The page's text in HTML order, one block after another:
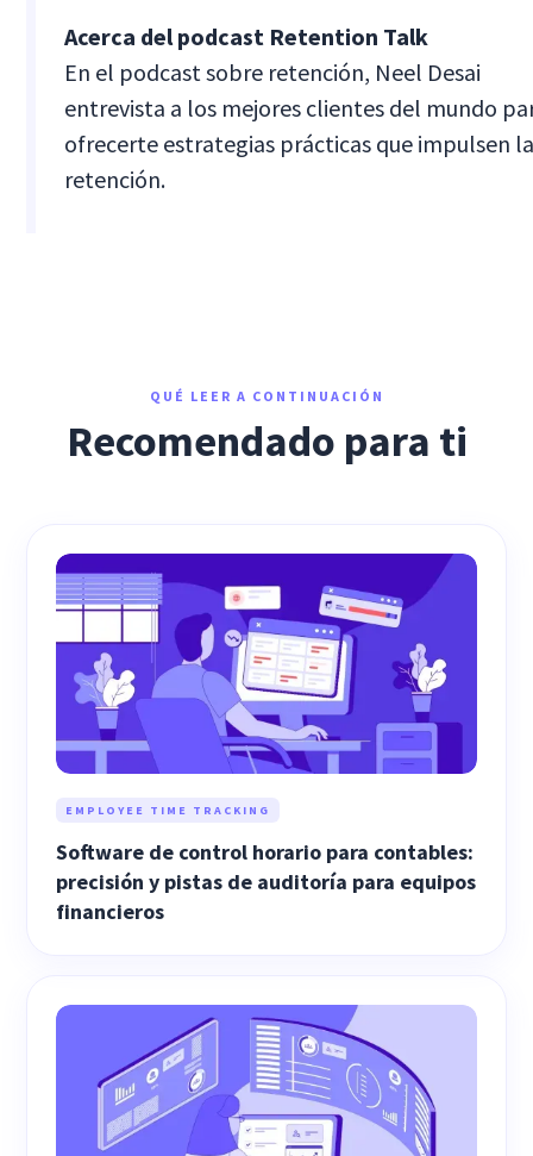
Acerca del podcast Retention Talk
En el podcast sobre retención, Neel Desai
entrevista a los mejores clientes del mundo
ofrecerte estrategias prácticas que impulsen
retención.
QUÉ LEER A CONTINUACIÓN
Recomendado para ti
EMPLOYEE TIME TRACKING
Software de control horario para contables:
precisión y pistas de auditoría para equipos
financieros